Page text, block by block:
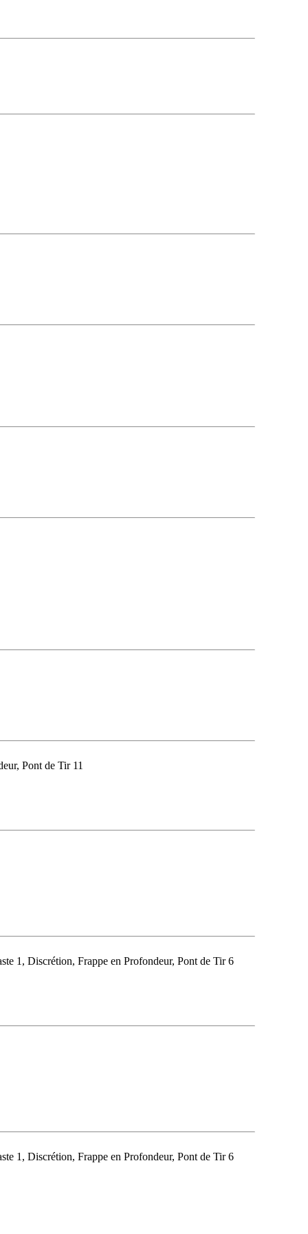
Pont de Tir 11
1, Discrétion, Frappe en Profondeur, Pont de Tir 6
1, Discrétion, Frappe en Profondeur, Pont de Tir 6